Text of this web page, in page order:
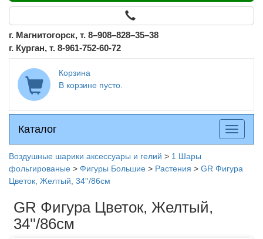
г. Магнитогорск, т. 8–908–828–35–38
г. Курган, т. 8-961-752-60-72
Корзина
В корзине пусто.
Каталог
Каталог
меню
Воздушные шарики аксессуары и гелий > 1 Шары
фольгированые > Фигуры Большие > Растения > GR Фигура
Цветок, Желтый, 34''/86см
GR Фигура Цветок, Желтый,
34''/86см